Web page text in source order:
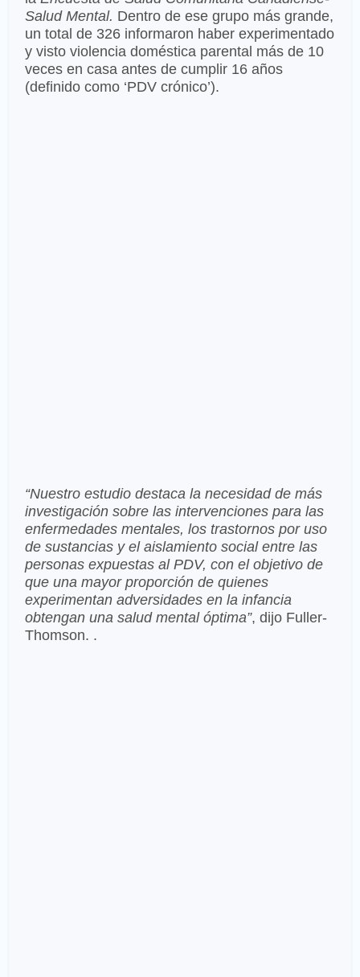
Salud Mental. Dentro de ese grupo más grande,
un total de 326 informaron haber experimentado
y visto violencia doméstica parental más de 10
veces en casa antes de cumplir 16 años
(definido como ‘PDV crónico’).
“Nuestro estudio destaca la necesidad de más
investigación sobre las intervenciones para las
enfermedades mentales, los trastornos por uso
de sustancias y el aislamiento social entre las
personas expuestas al PDV, con el objetivo de
que una mayor proporción de quienes
experimentan adversidades en la infancia
obtengan una salud mental óptima”, dijo Fuller-
Thomson. .